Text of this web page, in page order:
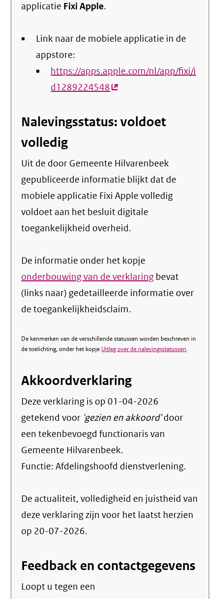
applicatie Fixi Apple.
Link naar de mobiele applicatie in de
appstore:
https://apps.apple.com/nl/app/fixi/i
d1289224548(externe
Nalevingsstatus: voldoet
volledig
Uit de door Gemeente Hilvarenbeek
gepubliceerde informatie blijkt dat de
mobiele applicatie Fixi Apple volledig
voldoet aan het besluit digitale
toegankelijkheid overheid.
De informatie onder het kopje
onderbouwing van de verklaring bevat
(links naar) gedetailleerde informatie over
de toegankelijkheidsclaim.
De kenmerken van de verschillende statussen worden beschreven in
de toelichting, onder het kopje Uitleg over de nalevingsstatussen.
Akkoordverklaring
Deze verklaring is op 01-04-2026
getekend voor 'gezien en akkoord'door
een tekenbevoegd functionaris van
Gemeente Hilvarenbeek.
Functie:Afdelingshoofd dienstverlening.
De actualiteit, volledigheid en juistheid van
deze verklaring zijn voor het laatst herzien
op 20-07-2026.
Feedback en contactgegevens
Loopt u tegen een